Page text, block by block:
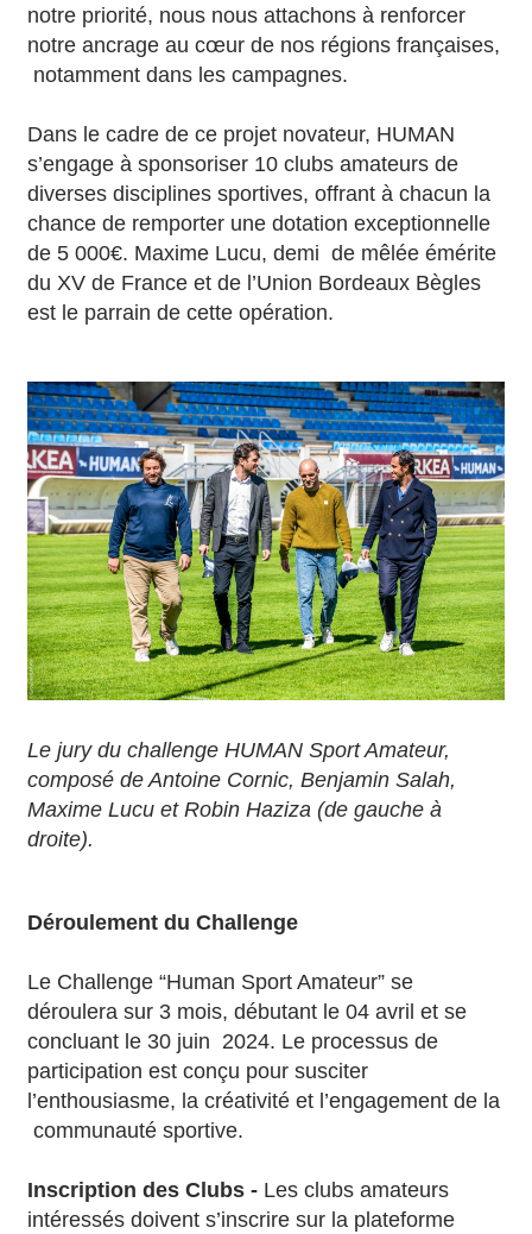
notre priorité, nous nous attachons à renforcer
notre ancrage au cœur de nos régions françaises,
notamment dans les campagnes.
Dans le cadre de ce projet novateur, HUMAN
s’engage à sponsoriser 10 clubs amateurs de
diverses disciplines sportives, offrant à chacun la
chance de remporter une dotation exceptionnelle
de 5 000€. Maxime Lucu, demi de mêlée émérite
du XV de France et de l’Union Bordeaux Bègles
est le parrain de cette opération.
Le jury du challenge HUMAN Sport Amateur,
composé de Antoine Cornic, Benjamin Salah,
Maxime Lucu et Robin Haziza (de gauche à
droite).
Déroulement du Challenge
Le Challenge “Human Sport Amateur” se
déroulera sur 3 mois, débutant le 04 avril et se
concluant le 30 juin 2024. Le processus de
participation est conçu pour susciter
l’enthousiasme, la créativité et l’engagement de la
communauté sportive.
Inscription des Clubs - Les clubs amateurs
intéressés doivent s’inscrire sur la plateforme